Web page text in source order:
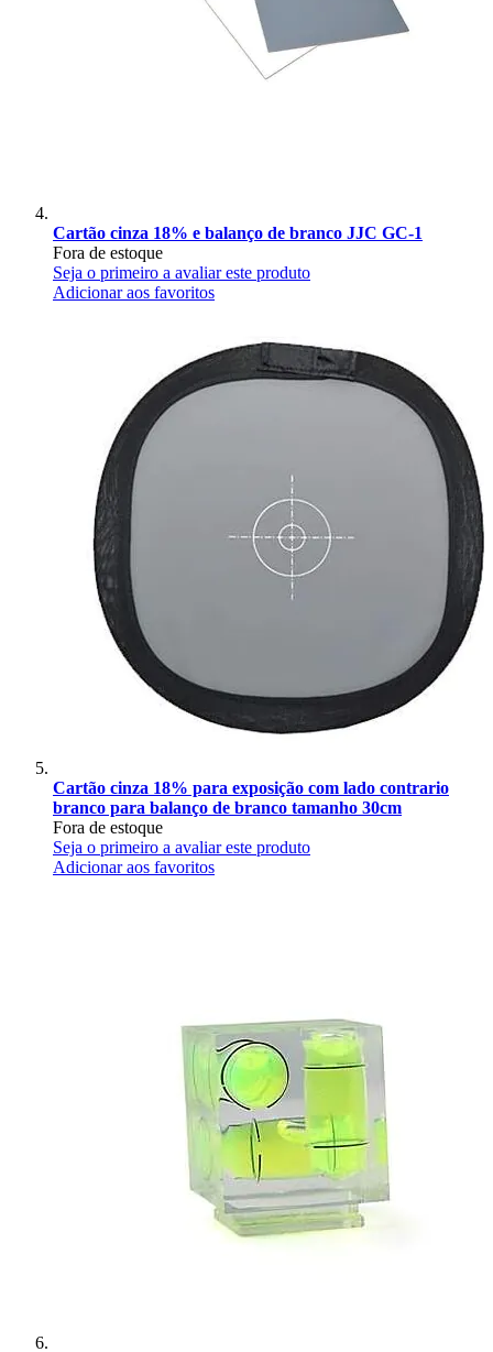
Cartão cinza 18% e balanço de branco JJC GC-1
Fora de estoque
Seja o primeiro a avaliar este produto
Adicionar aos favoritos
Cartão cinza 18% para exposição com lado contrario
branco para balanço de branco tamanho 30cm
Fora de estoque
Seja o primeiro a avaliar este produto
Adicionar aos favoritos